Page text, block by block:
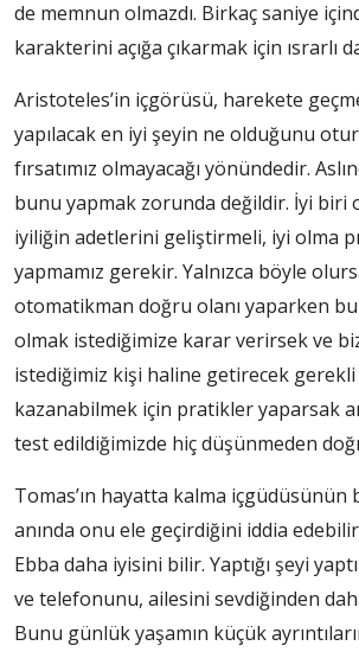
de memnun olmazdı. Birkaç saniye
karakterini açığa çıkarmak için ısrarlı
Aristoteles’in içgörüsü, harekete
yapılacak en iyi şeyin ne olduğunu
fırsatımız olmayacağı yönündedir.
bunu yapmak zorunda değildir. İyi biri
iyiliğin adetlerini geliştirmeli, iyi olma
yapmamız gerekir. Yalnızca böyle
otomatikman doğru olanı yaparken
olmak istediğimize karar verirsek ve
istediğimiz kişi haline getirecek
kazanabilmek için pratikler yaparsak
test edildiğimizde hiç düşünmeden
Tomas’ın hayatta kalma içgüdüsünün
anında onu ele geçirdiğini iddia
Ebba daha iyisini bilir. Yaptığı şeyi
ve telefonunu, ailesini sevdiğinden
Bunu günlük yaşamın küçük